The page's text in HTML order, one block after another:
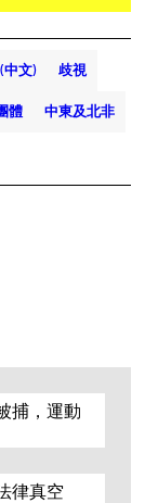
(中文) 歧視
體 中東及北非
捕，運動
律真空